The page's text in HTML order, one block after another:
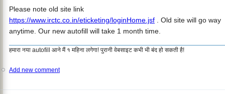
Please note old site link
https://www.irctc.co.in/eticketing/loginHome.jsf . Old site will go way
anytime. Our new autofill will take 1 month time.
हमारा नया autofill आने मैं १ महिना लगेगा! पुरानी वेबसाइट कभी भी बंद हो सकती है!
Add new comment